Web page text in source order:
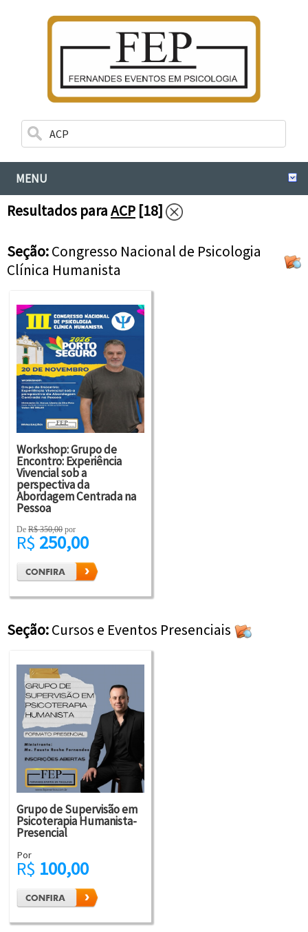
MENU
Resultados paraACP [18]
Seção:Congresso Nacional de Psicologia
Clínica Humanista
Workshop: Grupo de
Encontro: Experiência
Vivencial sob a
perspectiva da
Abordagem Centrada na
Pessoa
De R$ 350,00 por
R$ 250,00
Seção:Cursos e Eventos Presenciais
Grupo de Supervisão em
Psicoterapia Humanista-
Presencial
Por
R$ 100,00